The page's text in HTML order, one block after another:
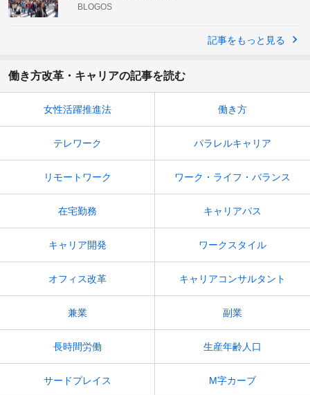
BLOGOS
記事をもっと見る
働き方改革・キャリアの記事を読む
女性活躍推進法 働き方
テレワーク パラレルキャリア
リモートワーク ワーク・ライフ・バランス
在宅勤務 キャリアパス
キャリア開発 ワークスタイル
オフィス改革 キャリアコンサルタント
兼業 副業
長時間労働 生産年齢人口
サードプレイス M字カーブ